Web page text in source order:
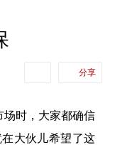
分享
场时，大家都确信
大伙儿希望了这